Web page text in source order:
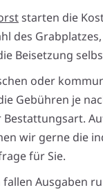
starten die
des
Beisetzung
oder
Gebühren je
wir gerne die
für Sie.
fallen Ausgaben